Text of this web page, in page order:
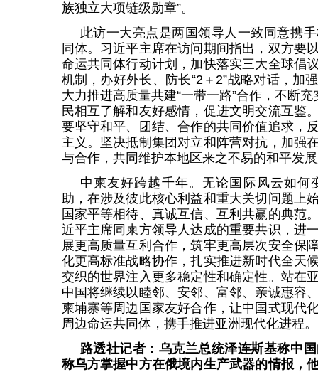
族独立大项链级勋章”。
此访一大亮点是两国领导人一致同意携
同体。习近平主席在访问期间指出，双方要
命运共同体行动计划，加快落实三大全球倡
机制，办好外长、防长“2＋2”战略对话，加
大力推进高质量共建“一带一路”合作，不断
民相互了解和友好感情，促进文明交流互鉴
要坚守和平、团结、合作的共同价值追求，
主义。坚决抵制集团对立和阵营对抗，加强
与合作，共同维护本地区来之不易的和平发
中柬友好跨越千年。无论国际风云如何
助，在涉及彼此核心利益和重大关切问题上
国家平等相待、真诚互信、互利共赢的典范
近平主席同柬方领导人达成的重要共识，进
展更高质量互利合作，筑牢更高层次安全保
化更高标准战略协作，扎实推进新时代全天
交织的世界注入更多稳定性和确定性。站在
中国将继续以睦邻、安邻、富邻、亲诚惠容
柬埔寨等周边国家友好合作，让中国式现代
周边命运共同体，携手推进亚洲现代化进程。
路透社记者：乌克兰总统泽连斯基称中
称乌方掌握中方在俄境内生产武器的情报，